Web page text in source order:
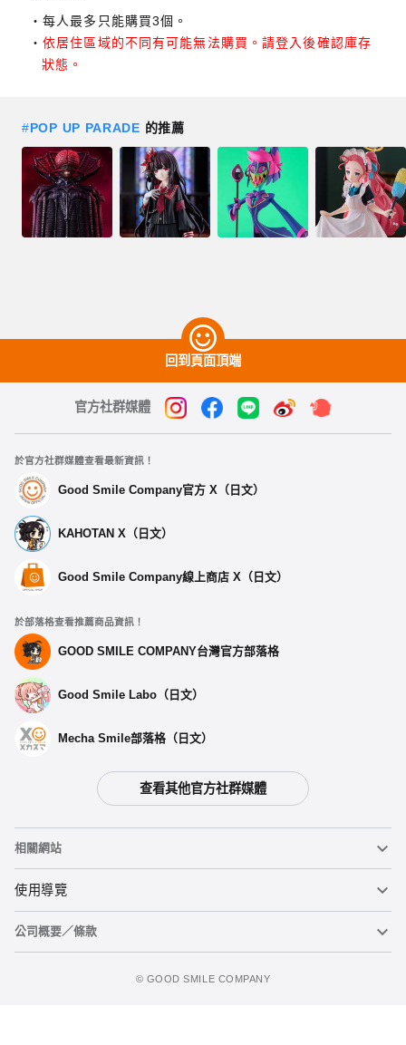
每人最多只能購買3個。
依居住區域的不同有可能無法購買。請登入後確認庫存
狀態。
#POP UP PARADE 的推薦
回到頁面頂端
官方社群媒體
於官方社群媒體查看最新資訊！
Good Smile Company官方 X（日文）
KAHOTAN X（日文）
Good Smile Company線上商店 X（日文）
於部落格查看推薦商品資訊！
GOOD SMILE COMPANY台灣官方部落格
Good Smile Labo（日文）
Mecha Smile部落格（日文）
查看其他官方社群媒體
相關網站
黏土人
黏土人臉部製造機（英文）
使用導覽
重要公告
公司概要／條款
©️ GOOD SMILE COMPANY